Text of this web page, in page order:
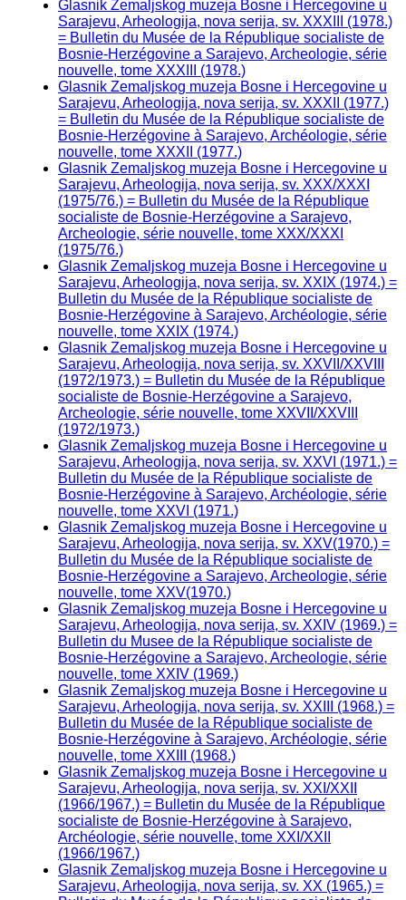
Glasnik Zemaljskog muzeja Bosne i Hercegovine u
Sarajevu, Arheologija, nova serija, sv. XXXIII (1978.)
= Bulletin du Musée de la République socialiste de
Bosnie-Herzégovine a Sarajevo, Archeologie, série
nouvelle, tome XXXIII (1978.)
Glasnik Zemaljskog muzeja Bosne i Hercegovine u
Sarajevu, Arheologija, nova serija, sv. XXXII (1977.)
= Bulletin du Musée de la République socialiste de
Bosnie-Herzégovine à Sarajevo, Archéologie, série
nouvelle, tome XXXII (1977.)
Glasnik Zemaljskog muzeja Bosne i Hercegovine u
Sarajevu, Arheologija, nova serija, sv. XXX/XXXI
(1975/76.) = Bulletin du Musée de la République
socialiste de Bosnie-Herzégovine a Sarajevo,
Archeologie, série nouvelle, tome XXX/XXXI
(1975/76.)
Glasnik Zemaljskog muzeja Bosne i Hercegovine u
Sarajevu, Arheologija, nova serija, sv. XXIX (1974.) =
Bulletin du Musée de la République socialiste de
Bosnie-Herzégovine à Sarajevo, Archéologie, série
nouvelle, tome XXIX (1974.)
Glasnik Zemaljskog muzeja Bosne i Hercegovine u
Sarajevu, Arheologija, nova serija, sv. XXVII/XXVIII
(1972/1973.) = Bulletin du Musée de la République
socialiste de Bosnie-Herzégovine a Sarajevo,
Archeologie, série nouvelle, tome XXVII/XXVIII
(1972/1973.)
Glasnik Zemaljskog muzeja Bosne i Hercegovine u
Sarajevu, Arheologija, nova serija, sv. XXVI (1971.) =
Bulletin du Musée de la République socialiste de
Bosnie-Herzégovine à Sarajevo, Archéologie, série
nouvelle, tome XXVI (1971.)
Glasnik Zemaljskog muzeja Bosne i Hercegovine u
Sarajevu, Arheologija, nova serija, sv. XXV(1970.) =
Bulletin du Musée de la République socialiste de
Bosnie-Herzégovine a Sarajevo, Archeologie, série
nouvelle, tome XXV(1970.)
Glasnik Zemaljskog muzeja Bosne i Hercegovine u
Sarajevu, Arheologija, nova serija, sv. XXIV (1969.) =
Bulletin du Musee de la République socialiste de
Bosnie-Herzégovine a Sarajevo, Archeologie, série
nouvelle, tome XXIV (1969.)
Glasnik Zemaljskog muzeja Bosne i Hercegovine u
Sarajevu, Arheologija, nova serija, sv. XXIII (1968.) =
Bulletin du Musée de la République socialiste de
Bosnie-Herzégovine à Sarajevo, Archéologie, série
nouvelle, tome XXIII (1968.)
Glasnik Zemaljskog muzeja Bosne i Hercegovine u
Sarajevu, Arheologija, nova serija, sv. XXI/XXII
(1966/1967.) = Bulletin du Musée de la République
socialiste de Bosnie-Herzégovine à Sarajevo,
Archéologie, série nouvelle, tome XXI/XXII
(1966/1967.)
Glasnik Zemaljskog muzeja Bosne i Hercegovine u
Sarajevu, Arheologija, nova serija, sv. XX (1965.) =